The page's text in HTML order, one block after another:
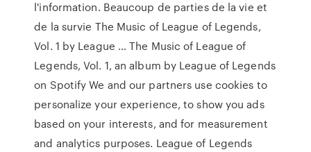
l'information. Beaucoup de parties de la vie et
de la survie The Music of League of Legends,
Vol. 1 by League … The Music of League of
Legends, Vol. 1, an album by League of Legends
on Spotify We and our partners use cookies to
personalize your experience, to show you ads
based on your interests, and for measurement
and analytics purposes. League of Legends